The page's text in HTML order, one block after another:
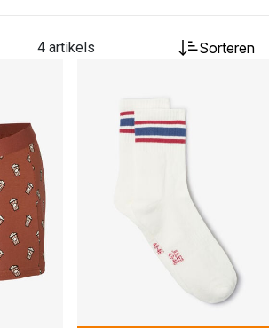
4 artikels Sorteren